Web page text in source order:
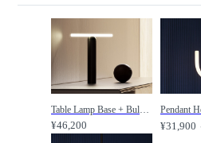
Table Lamp Base + Bulb / テーブルランプベース + バルブ /
¥46,200 ¥31,900